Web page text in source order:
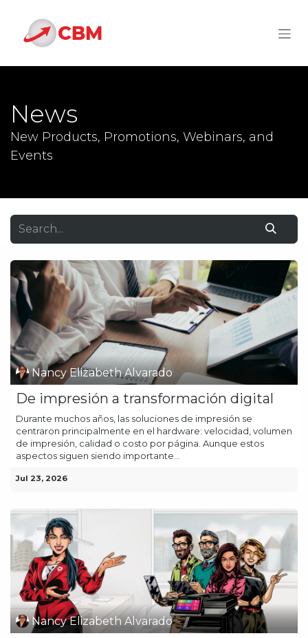
News
New Products, Promotions, Webinars, and
Events
Nancy Elizabeth Alvarado
De impresión a transformación digital
Durante muchos años, las soluciones de impresión se
centraron principalmente en el hardware: velocidad, volumen
de impresión, calidad o costo por página. Aunque estos
aspectos siguen siendo importante...
Jul 23, 2026
Nancy Elizabeth Alvarado